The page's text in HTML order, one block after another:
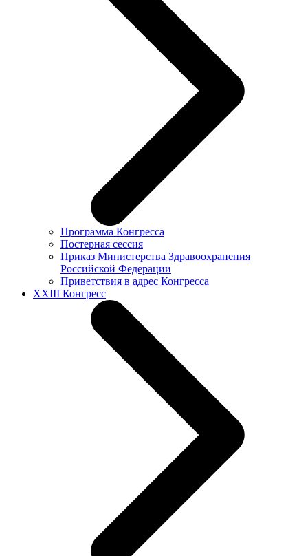
Программа Конгресса
Постерная сессия
Приказ Министерства Здравоохранения
Российской Федерации
Приветствия в адрес Конгресса
XXIII Конгресс